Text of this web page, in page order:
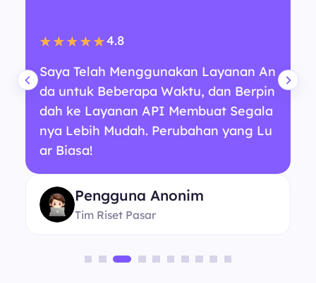
★★★★★4.8
Saya Telah Menggunakan Layanan An
da untuk Beberapa Waktu, dan Berpin
dah ke Layanan API Membuat Segala
nya Lebih Mudah. Perubahan yang Lu
ar Biasa!
Pengguna Anonim
Tim Riset Pasar